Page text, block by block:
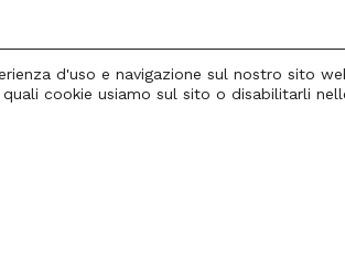
d'uso e navigazione sul nostro sito
cookie usiamo sul sito o disabilitarli